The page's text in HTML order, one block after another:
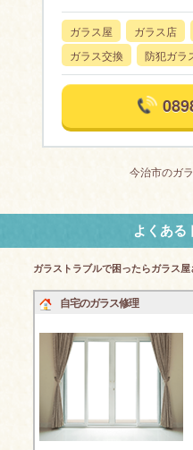
ガラス屋 ガラス店
ガラス交換
防犯ガラ
今治市のガ
よくある
ガラストラブルで困ったらガラス屋
自宅のガラス修理